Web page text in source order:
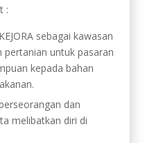
:
sebagai kawasan
pertanian untuk pasaran
kepada bahan
dan
melibatkan diri di